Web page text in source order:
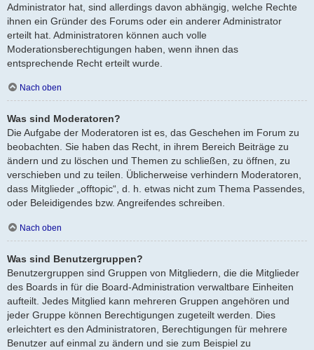
Administrator hat, sind allerdings davon abhängig, welche Rechte
ihnen ein Gründer des Forums oder ein anderer Administrator
erteilt hat. Administratoren können auch volle
Moderationsberechtigungen haben, wenn ihnen das
entsprechende Recht erteilt wurde.
Nach oben
Was sind Moderatoren?
Die Aufgabe der Moderatoren ist es, das Geschehen im Forum zu
beobachten. Sie haben das Recht, in ihrem Bereich Beiträge zu
ändern und zu löschen und Themen zu schließen, zu öffnen, zu
verschieben und zu teilen. Üblicherweise verhindern Moderatoren,
dass Mitglieder „offtopic“, d. h. etwas nicht zum Thema Passendes,
oder Beleidigendes bzw. Angreifendes schreiben.
Nach oben
Was sind Benutzergruppen?
Benutzergruppen sind Gruppen von Mitgliedern, die die Mitglieder
des Boards in für die Board-Administration verwaltbare Einheiten
aufteilt. Jedes Mitglied kann mehreren Gruppen angehören und
jeder Gruppe können Berechtigungen zugeteilt werden. Dies
erleichtert es den Administratoren, Berechtigungen für mehrere
Benutzer auf einmal zu ändern und sie zum Beispiel zu